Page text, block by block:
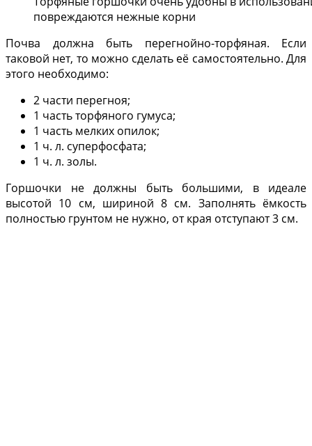
повреждаются нежные корни
Почва должна быть перегнойно-торфяная. Если
таковой нет, то можно сделать её самостоятельно. Для
этого необходимо:
2 части перегноя;
1 часть торфяного гумуса;
1 часть мелких опилок;
1 ч. л. суперфосфата;
1 ч. л. золы.
Горшочки не должны быть большими, в идеале
высотой 10 см, шириной 8 см. Заполнять ёмкость
полностью грунтом не нужно, от края отступают 3 см.